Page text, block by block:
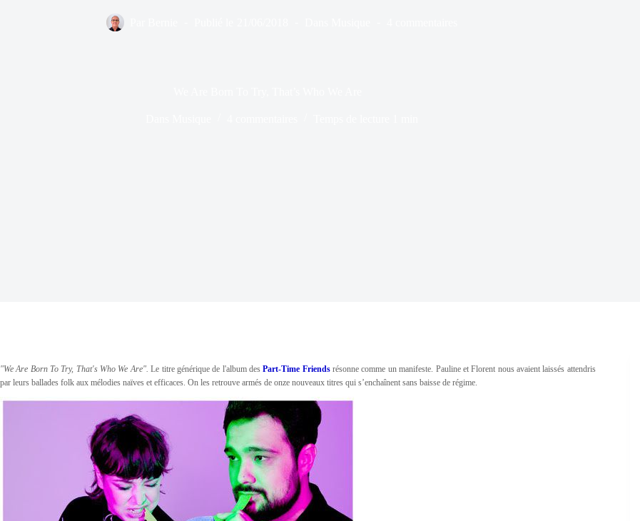
"We Are Born To Try, That's Who We Are".Le titre générique de l'album desPart-Time Friendsrésonne comme un manifeste. Pauline et Florent nous avaient laissés attendris
par leurs ballades folk aux mélodies naïves et efficaces. On les retrouve armés de onze nouveaux titres qui s’enchaînent sans baisse de régime.